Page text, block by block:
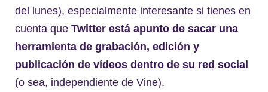
del lunes), especialmente interesante si tienes en
cuenta que Twitter está apunto de sacar una
herramienta de grabación, edición y
publicación de vídeos dentro de su red social
(o sea, independiente de Vine).